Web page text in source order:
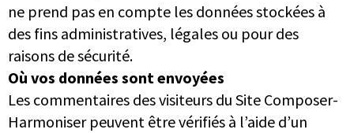
ne prend pas en compte les données stockées à
des fins administratives, légales ou pour des
raisons de sécurité.
Où vos données sont envoyées
Les commentaires des visiteurs du Site Composer-
Harmoniser peuvent être vérifiés à l’aide d’un